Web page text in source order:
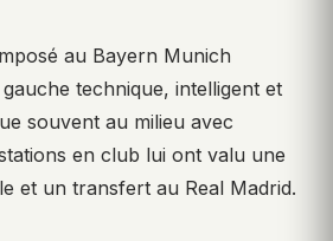
au Bayern Munich
technique, intelligent et
souvent au milieu avec
en club lui ont valu une
et un transfert au Real Madrid.